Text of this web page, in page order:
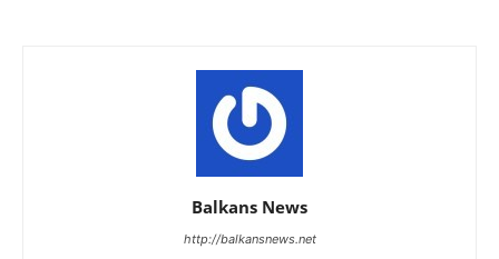
Balkans News
http://balkansnews.net